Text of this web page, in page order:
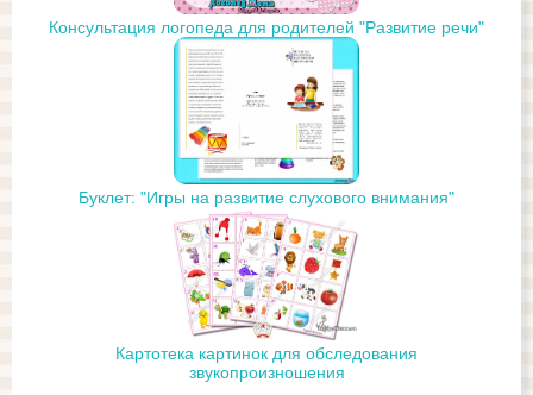
Консультация логопеда для родителей "Развитие речи"
Буклет: "Игры на развитие слухового внимания"
Картотека картинок для обследования
звукопроизношения